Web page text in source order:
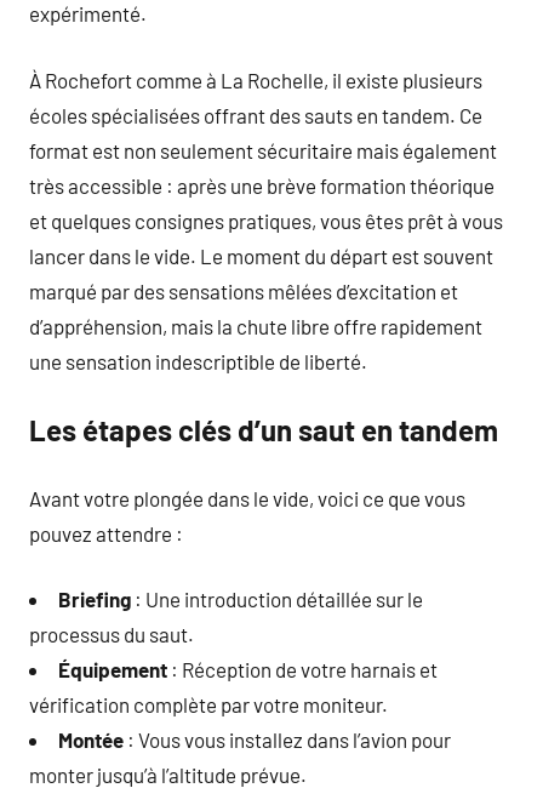
expérimenté.
À Rochefort comme à La Rochelle, il existe plusieurs
écoles spécialisées offrant des sauts en tandem. Ce
format est non seulement sécuritaire mais également
très accessible : après une brève formation théorique
et quelques consignes pratiques, vous êtes prêt à vous
lancer dans le vide. Le moment du départ est souvent
marqué par des sensations mêlées d’excitation et
d’appréhension, mais la chute libre offre rapidement
une sensation indescriptible de liberté.
Les étapes clés d’un saut en tandem
Avant votre plongée dans le vide, voici ce que vous
pouvez attendre :
Briefing : Une introduction détaillée sur le
processus du saut.
Équipement : Réception de votre harnais et
vérification complète par votre moniteur.
Montée : Vous vous installez dans l’avion pour
monter jusqu’à l’altitude prévue.